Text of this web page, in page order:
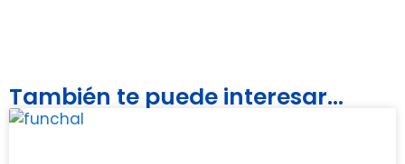
También te puede interesar...